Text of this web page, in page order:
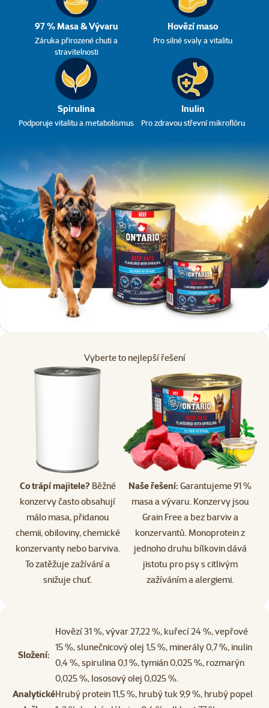
97 % Masa & Vývaru
Záruka přirozené chuti a
stravitelnosti
Hovězí maso
Pro silné svaly a vitalitu
Spirulina
Podporuje vitalitu a metabolismus
Inulin
Pro zdravou střevní mikroflóru
Vyberte to nejlepší řešení
Co trápí majitele? Běžné
konzervy často obsahují
málo masa, přidanou
chemii, obiloviny, chemické
konzervanty nebo barviva.
To zatěžuje zažívání a
snižuje chuť.
Naše řešení: Garantujeme 91 %
masa a vývaru. Konzervy jsou
Grain Free a bez barviv a
konzervantů. Monoprotein z
jednoho druhu bílkovin dává
jistotu pro psy s citlivým
zažíváním a alergiemi.
Složení:
Hovězí 31 %, vývar 27,22 %, kuřecí 24 %, vepřové
15 %, slunečnicový olej 1,5 %, minerály 0,7 %, inulin
0,4 %, spirulina 0,1 %, tymián 0,025 %, rozmarýn
0,025 %, lososový olej 0,025 %.
AnalytickéHrubý protein 11,5 %, hrubý tuk 9,9 %, hrubý popel